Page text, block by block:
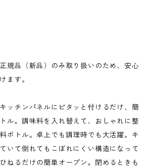
規品（新品）のみ取り扱いのため、安心
ます。
ッチンパネルにピタッと付けるだけ、簡
ル。調味料を入れ替えて、おしゃれに整
ボトル。卓上でも調理時でも大活躍。キ
いて倒れてもこぼれにくい構造になって
ねるだけの簡単オープン。閉めるときも